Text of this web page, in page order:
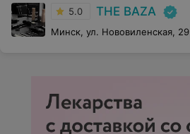
5.0 THE BAZA
Минск, ул. Нововиленская, 29